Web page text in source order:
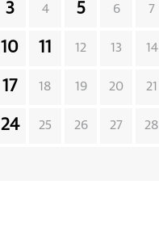
3 4 5 6 7
10 11 12 13 14
17 18 19 20 21
24 25 26 27 28